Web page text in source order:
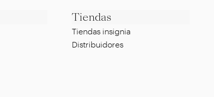
Tiendas
Tiendas insignia
Distribuidores